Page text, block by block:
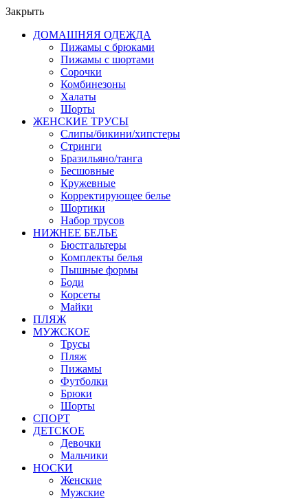
Закрыть
ДОМАШНЯЯ ОДЕЖДА
Пижамы с брюками
Пижамы с шортами
Сорочки
Комбинезоны
Халаты
Шорты
ЖЕНСКИЕ ТРУСЫ
Слипы/бикини/хипстеры
Стринги
Бразильяно/танга
Бесшовные
Кружевные
Корректирующее белье
Шортики
Набор трусов
НИЖНЕЕ БЕЛЬЕ
Бюстгальтеры
Комплекты белья
Пышные формы
Боди
Корсеты
Майки
ПЛЯЖ
МУЖСКОЕ
Трусы
Пляж
Пижамы
Футболки
Брюки
Шорты
СПОРТ
ДЕТСКОЕ
Девочки
Мальчики
НОСКИ
Женские
Мужские